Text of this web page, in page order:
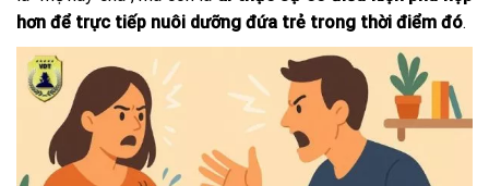
hơn để trực tiếp nuôi dưỡng đứa trẻ trong thời điểm đó.